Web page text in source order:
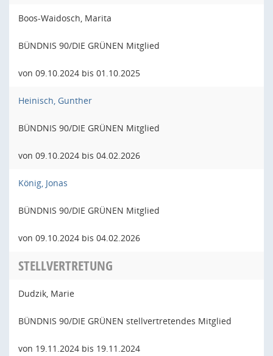
Boos-Waidosch, Marita
BÜNDNIS 90/DIE GRÜNEN Mitglied
von 09.10.2024 bis 01.10.2025
Heinisch, Gunther
BÜNDNIS 90/DIE GRÜNEN Mitglied
von 09.10.2024 bis 04.02.2026
König, Jonas
BÜNDNIS 90/DIE GRÜNEN Mitglied
von 09.10.2024 bis 04.02.2026
STELLVERTRETUNG
Dudzik, Marie
BÜNDNIS 90/DIE GRÜNEN stellvertretendes Mitglied
von 19.11.2024 bis 19.11.2024